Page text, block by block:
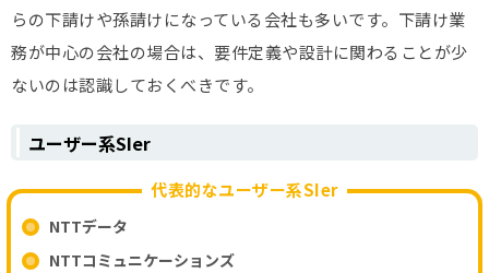
らの下請けや孫請けになっている会社も多いです。下請け業
務が中心の会社の場合は、要件定義や設計に関わることが少
ないのは認識しておくべきです。
ユーザー系SIer
代表的なユーザー系SIer
NTTデータ
NTTコミュニケーションズ